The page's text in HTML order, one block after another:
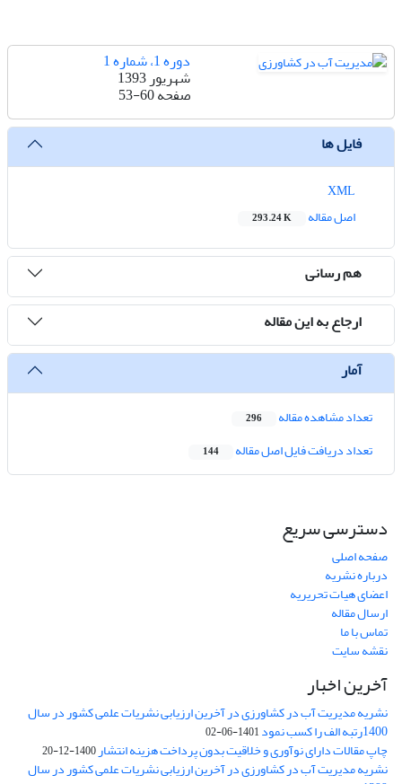
دوره 1، شماره 1
شهریور 1393
صفحه53-60
فایل ها
اصل مقاله
293.24 K
هم رسانی
ارجاع به این مقاله
آمار
تعداد مشاهده مقاله 296
تعداد دریافت فایل اصل مقاله 144
دسترسی سریع
صفحه اصلی
درباره نشریه
اعضای هیات تحریریه
ارسال مقاله
تماس با ما
نقشه سایت
آخرین اخبار
نشریه مدیریت آب در کشاورزی در آخرین ارزیابی نشریات علمی کشور در سال
1400رتبه الف را کسب نمود 1401-06-02
چاپ مقالات دارای نوآوری و خلاقیت بدون پرداخت هزینه انتشار1400-12-20
نشریه مدیریت آب در کشاورزی در آخرین ارزیابی نشریات علمی کشور در سال